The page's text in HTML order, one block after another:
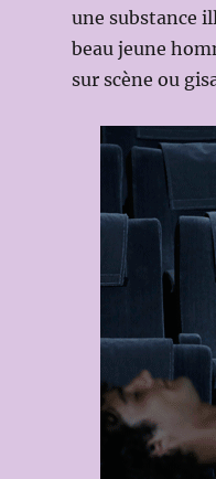
une substance
beau jeune
sur scène ou